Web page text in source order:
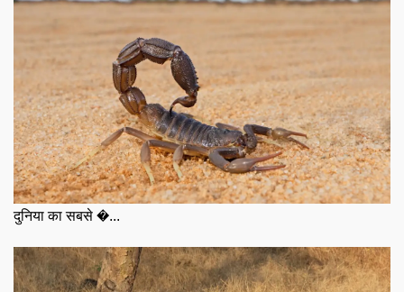
दुनिया का सबसे �...